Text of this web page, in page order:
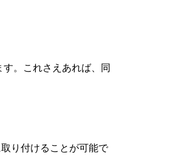
。これさえあれば、同
り付けることが可能で